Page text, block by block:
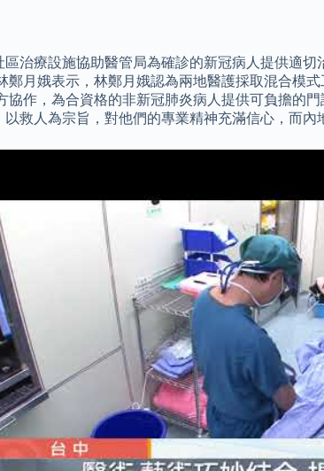
治療設施協助醫管局為確診的新冠病人提供適
月娥表示，林鄭月娥認為兩地醫護採取混合模
作，為合資格的非新冠肺炎病人提供可負擔的
救人為宗旨，對他們的專業精神充滿信心，而內